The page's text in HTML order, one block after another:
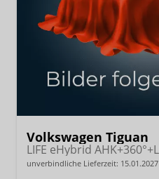
Volkswagen Tiguan
unverbindliche Lieferzeit: 15.01.2027